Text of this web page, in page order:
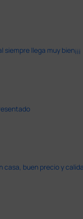
llega muy bien¡¡¡
casa, buen precio y